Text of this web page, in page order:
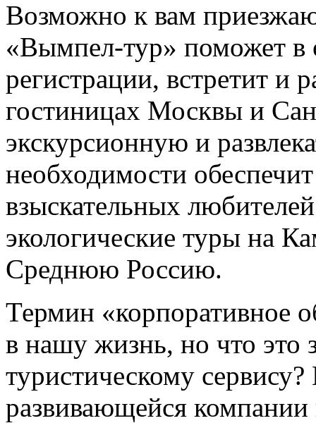
Возможно к вам
«Вымпел-тур» поможет
регистрации, встретит и
гостиницах Москвы и
экскурсионную и
необходимости
взыскательных
экологические туры на
Среднюю Россию.
Термин «корпоративное
в нашу жизнь, но что это
туристическому
развивающейся компании